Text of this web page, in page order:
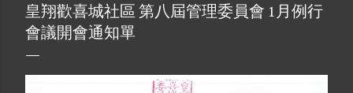
皇翔歡喜城社區 第八屆管理委員會 1月例行
會議開會通知單